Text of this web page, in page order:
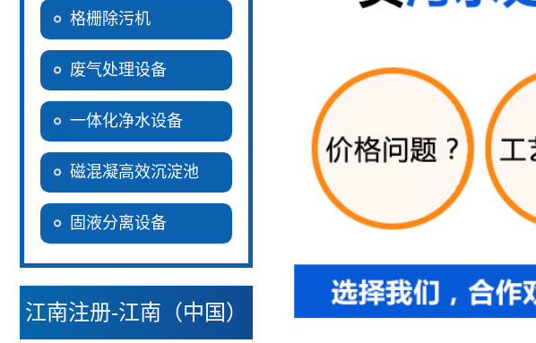
格栅除污机
废气处理设备
一体化净水设备
磁混凝高效沉淀池
固液分离设备
江南注册-江南（中国）